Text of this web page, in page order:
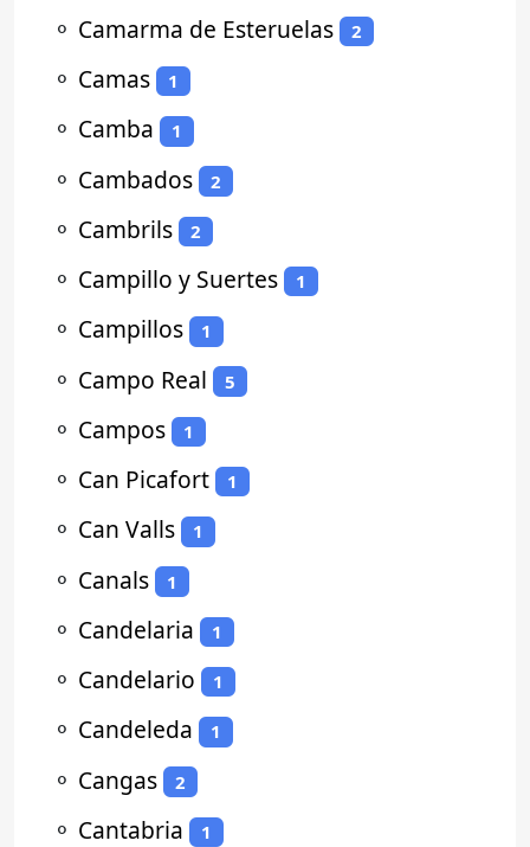
⚬ Camarma de Esteruelas 2
⚬ Camas 1
⚬ Camba 1
⚬ Cambados 2
⚬ Cambrils 2
⚬ Campillo y Suertes 1
⚬ Campillos 1
⚬ Campo Real 5
⚬ Campos 1
⚬ Can Picafort 1
⚬ Can Valls 1
⚬ Canals 1
⚬ Candelaria 1
⚬ Candelario 1
⚬ Candeleda 1
⚬ Cangas 2
⚬ Cantabria 1